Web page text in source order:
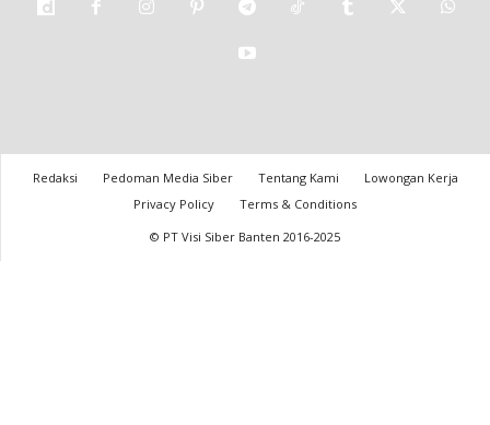
Redaksi Pedoman Media Siber Tentang Kami
Lowongan Kerja
Privacy Policy
Terms & Conditions
© PT Visi Siber Banten 2016-2025